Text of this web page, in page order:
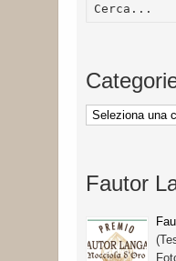
Categorie
Fautor